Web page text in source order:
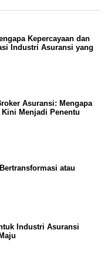
Kepercayaan dan
Industri Asuransi yang
Asuransi: Mengapa
Menjadi Penentu
atau
Industri Asuransi